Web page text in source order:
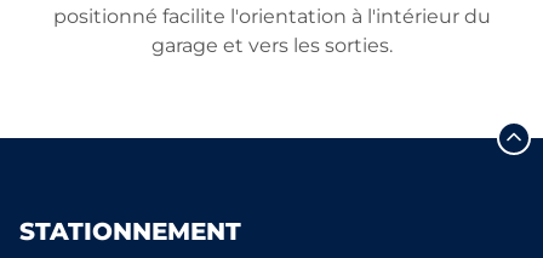
positionné facilite l'orientation à l'intérieur du
garage et vers les sorties.
STATIONNEMENT